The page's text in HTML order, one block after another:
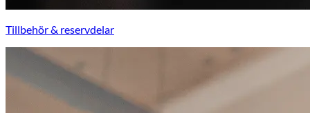
Tillbehör & reservdelar